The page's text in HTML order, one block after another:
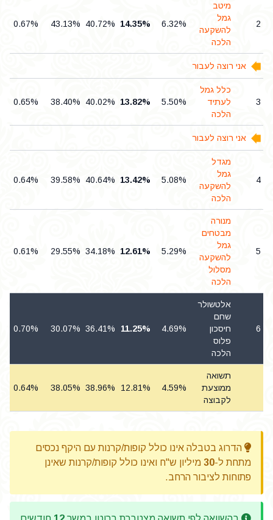
2
מיטב
גמל
להשקעה
הלכה
6.32%
14.35%
40.72%
43.13%
0.67%
אני רוצה לעבור
3
כלל גמל
לעתיד
הלכה
5.50%
13.82%
40.02%
38.40%
0.65%
אני רוצה לעבור
4
מגדל
גמל
להשקעה
הלכה
5.08%
13.42%
40.64%
39.58%
0.64%
5
מנורה
מבטחים
גמל
להשקעה
מסלול
הלכה
5.29%
12.61%
34.18%
29.55%
0.61%
6
אלטשולר
שחם
חיסכון
פלוס
הלכה
4.69%
11.25%
36.41%
30.07%
0.70%
תשואה
ממוצעת
לקבוצה
4.59%
12.81%
38.96%
38.05%
0.64%
הדרוג בטבלה אינו כולל קופות/קרנות עם היקף נכסים
מתחת ל-30 מיליון ש"ח ואינו כולל קופות/קרנות שאינן
פתוחות לציבור הרחב.